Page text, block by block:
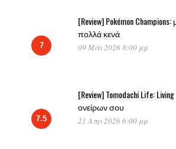
7
[Review] Pokémon
πολλά κενά
09 Μάι 2026 8:00 μμ
7.5
[Review] Tomodachi Life:
ονείρων σου
21 Απρ 2026 6:00 μμ